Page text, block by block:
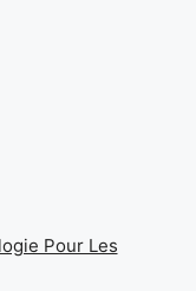
Pour Les